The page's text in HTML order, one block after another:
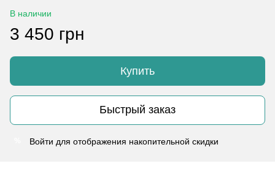
В наличии
3 450 грн
Купить
Быстрый заказ
Войти для отображения накопительной скидки